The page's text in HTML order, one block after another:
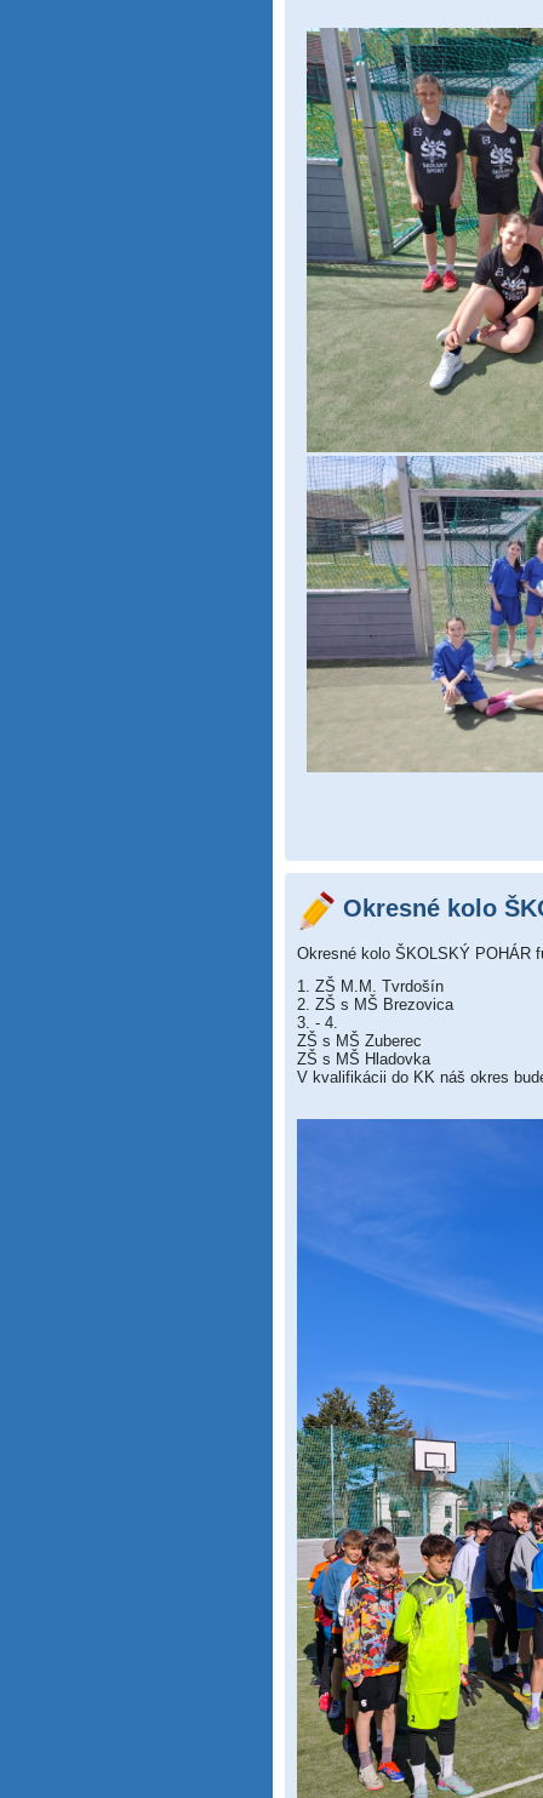
Okresné kolo
Okresné kolo ŠKOLSKÝ POHÁR
1. ZŠ M.M. Tvrdošín
2. ZŠ s MŠ Brezovica
3. - 4.
ZŠ s MŠ Zuberec
ZŠ s MŠ Hladovka
V kvalifikácii do KK náš okres